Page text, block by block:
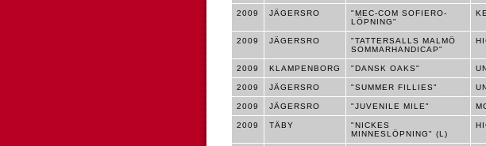
2009 JÄGERSRO
"MEC-COM SOFIERO-
LÖPNING"
2009 JÄGERSRO
"TATTERSALLS MALMÖ
SOMMARHANDICAP"
2009 KLAMPENBORG "DANSK OAKS"
2009 JÄGERSRO "SUMMER FILLIES"
2009 JÄGERSRO "JUVENILE MILE"
2009 TÄBY
"NICKES
MINNESLÖPNING" (L)